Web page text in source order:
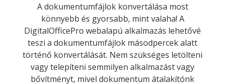
A dokumentumfájlok konvertálása most
könnyebb és gyorsabb, mint valaha! A
DigitalOfficePro webalapú alkalmazás lehetővé
teszi a dokumentumfájlok másodpercek alatt
történő konvertálását. Nem szükséges letölteni
vagy telepíteni semmilyen alkalmazást vagy
bővítményt, mivel dokumentum átalakítónk